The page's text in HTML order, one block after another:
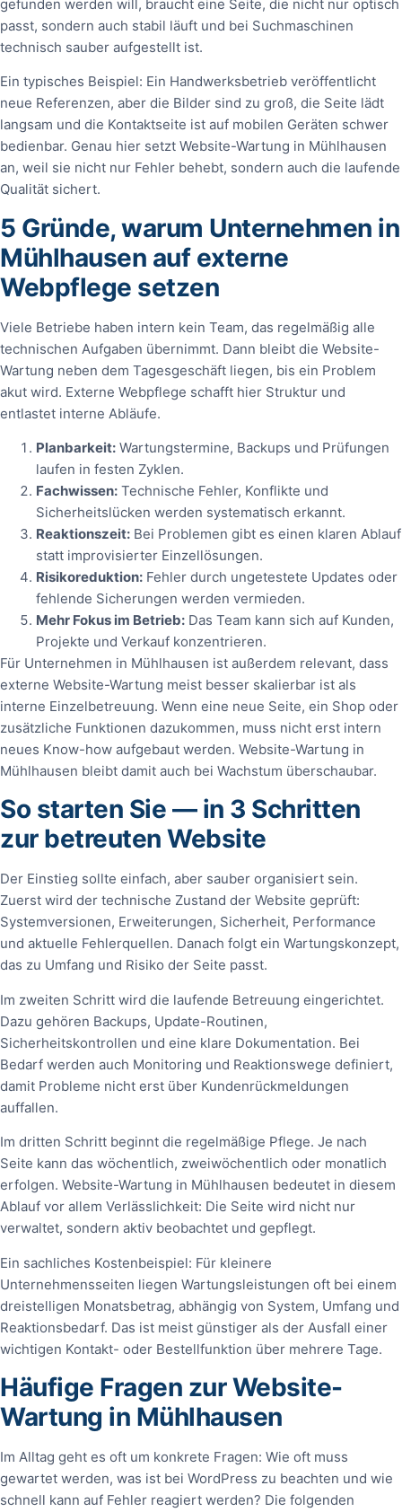
gefunden werden will, braucht eine Seite, die nicht nur optisch
passt, sondern auch stabil läuft und bei Suchmaschinen
technisch sauber aufgestellt ist.
Ein typisches Beispiel: Ein Handwerksbetrieb veröffentlicht
neue Referenzen, aber die Bilder sind zu groß, die Seite lädt
langsam und die Kontaktseite ist auf mobilen Geräten schwer
bedienbar. Genau hier setzt Website-Wartung in Mühlhausen
an, weil sie nicht nur Fehler behebt, sondern auch die laufende
Qualität sichert.
5 Gründe, warum Unternehmen in
Mühlhausen auf externe
Webpflege setzen
Viele Betriebe haben intern kein Team, das regelmäßig alle
technischen Aufgaben übernimmt. Dann bleibt die Website-
Wartung neben dem Tagesgeschäft liegen, bis ein Problem
akut wird. Externe Webpflege schafft hier Struktur und
entlastet interne Abläufe.
Planbarkeit: Wartungstermine, Backups und Prüfungen
laufen in festen Zyklen.
Fachwissen: Technische Fehler, Konflikte und
Sicherheitslücken werden systematisch erkannt.
Reaktionszeit: Bei Problemen gibt es einen klaren Ablauf
statt improvisierter Einzellösungen.
Risikoreduktion: Fehler durch ungetestete Updates oder
fehlende Sicherungen werden vermieden.
Mehr Fokus im Betrieb: Das Team kann sich auf Kunden,
Projekte und Verkauf konzentrieren.
Für Unternehmen in Mühlhausen ist außerdem relevant, dass
externe Website-Wartung meist besser skalierbar ist als
interne Einzelbetreuung. Wenn eine neue Seite, ein Shop oder
zusätzliche Funktionen dazukommen, muss nicht erst intern
neues Know-how aufgebaut werden. Website-Wartung in
Mühlhausen bleibt damit auch bei Wachstum überschaubar.
So starten Sie — in 3 Schritten
zur betreuten Website
Der Einstieg sollte einfach, aber sauber organisiert sein.
Zuerst wird der technische Zustand der Website geprüft:
Systemversionen, Erweiterungen, Sicherheit, Performance
und aktuelle Fehlerquellen. Danach folgt ein Wartungskonzept,
das zu Umfang und Risiko der Seite passt.
Im zweiten Schritt wird die laufende Betreuung eingerichtet.
Dazu gehören Backups, Update-Routinen,
Sicherheitskontrollen und eine klare Dokumentation. Bei
Bedarf werden auch Monitoring und Reaktionswege definiert,
damit Probleme nicht erst über Kundenrückmeldungen
auffallen.
Im dritten Schritt beginnt die regelmäßige Pflege. Je nach
Seite kann das wöchentlich, zweiwöchentlich oder monatlich
erfolgen. Website-Wartung in Mühlhausen bedeutet in diesem
Ablauf vor allem Verlässlichkeit: Die Seite wird nicht nur
verwaltet, sondern aktiv beobachtet und gepflegt.
Ein sachliches Kostenbeispiel: Für kleinere
Unternehmensseiten liegen Wartungsleistungen oft bei einem
dreistelligen Monatsbetrag, abhängig von System, Umfang und
Reaktionsbedarf. Das ist meist günstiger als der Ausfall einer
wichtigen Kontakt- oder Bestellfunktion über mehrere Tage.
Häufige Fragen zur Website-
Wartung in Mühlhausen
Im Alltag geht es oft um konkrete Fragen: Wie oft muss
gewartet werden, was ist bei WordPress zu beachten und wie
schnell kann auf Fehler reagiert werden? Die folgenden